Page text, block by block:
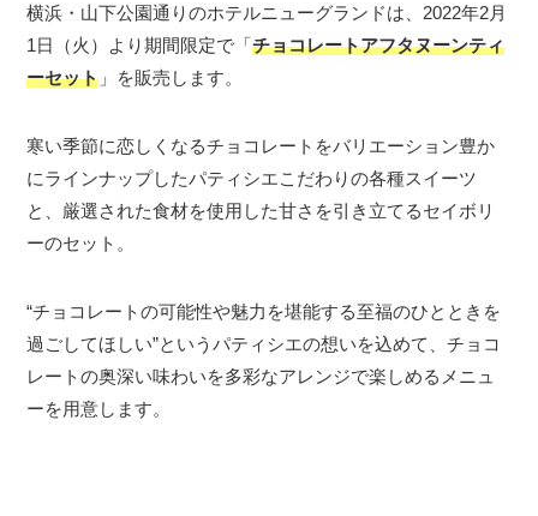
横浜・山下公園通りのホテルニューグランドは、2022年2月
1日（火）より期間限定で「チョコレートアフタヌーンティ
ーセット 」を販売します。
寒い季節に恋しくなるチョコレートをバリエーション豊か
にラインナップしたパティシエこだわりの各種スイーツ
と、厳選された食材を使用した甘さを引き立てるセイボリ
ーのセット。
“チョコレートの可能性や魅力を堪能する至福のひとときを
過ごしてほしい”というパティシエの想いを込めて、チョコ
レートの奥深い味わいを多彩なアレンジで楽しめるメニュ
ーを用意します。